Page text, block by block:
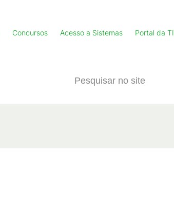
Concursos Acesso a Sistemas Portal da TI